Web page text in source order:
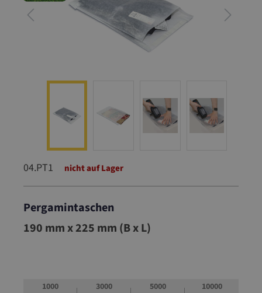
04.PT1 nicht auf Lager
Pergamintaschen
04.PT1
190 mm x 225 mm (B x L)
1000 3000 5000 10000